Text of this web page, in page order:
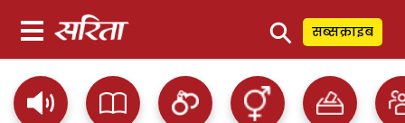
⚲ सब्सक्राइब